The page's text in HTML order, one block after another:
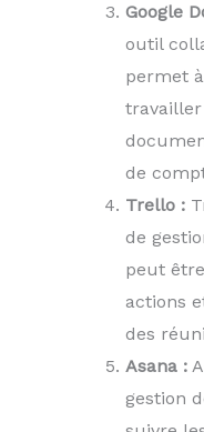
Google
outil
permet
de
Trello :
de
peut
actions
des
Asana :
gestion